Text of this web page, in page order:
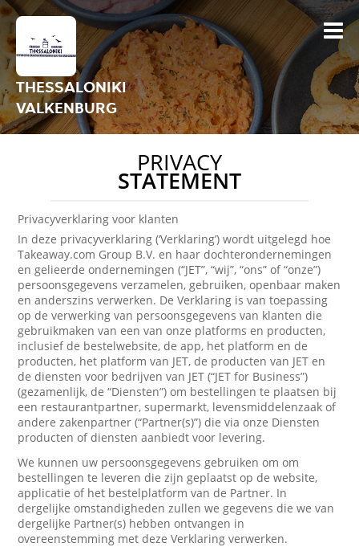
THESSALONIKI
VALKENBURG
PRIVACY
STATEMENT
Privacyverklaring voor klanten
In deze privacyverklaring (‘Verklaring’) wordt uitgelegd hoe
Takeaway.com Group B.V. en haar dochterondernemingen
en gelieerde ondernemingen (“JET”, “wij”, “ons” of “onze”)
persoonsgegevens verzamelen, gebruiken, openbaar maken
en anderszins verwerken. De Verklaring is van toepassing
op de verwerking van persoonsgegevens van klanten die
gebruikmaken van een van onze platforms en producten,
inclusief de bestelwebsite, de app, het platform en de
producten, het platform van JET, de producten van JET en
de diensten voor bedrijven van JET (“JET for Business”)
(gezamenlijk, de “Diensten”) om bestellingen te plaatsen bij
een restaurantpartner, supermarkt, levensmiddelenzaak of
andere zakenpartner (“Partner(s)”) die via onze Diensten
producten of diensten aanbiedt voor levering.
We kunnen uw persoonsgegevens gebruiken om om
bestellingen te leveren die zijn geplaatst op de website,
applicatie of het bestelplatform van de Partner. In
dergelijke omstandigheden zullen we gegevens die we van
dergelijke Partner(s) hebben ontvangen in
overeenstemming met deze Verklaring verwerken.